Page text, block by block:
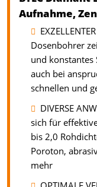
Aufnahme,
Dosenbohrer
und konstantes
auch bei
schnellen und
DIVERSE
sich für
bis 2,0
Poroton,
mehr